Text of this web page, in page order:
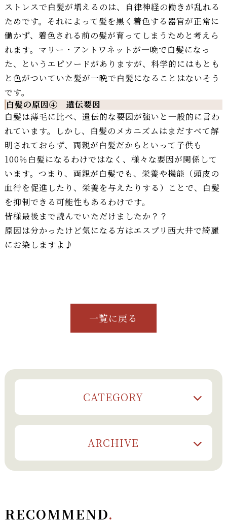
ストレスで白髪が増えるのは、自律神経の働きが乱れる
ためです。それによって髪を黒く着色する器官が正常に
働かず、着色される前の髪が育ってしまうためと考えら
れます。マリー・アントワネットが一晩で白髪になっ
た、というエピソードがありますが、科学的にはもとも
と色がついていた髪が一晩で白髪になることはないそう
です。
白髪の原因④ 遺伝要因
白髪は薄毛に比べ、遺伝的な要因が強いと一般的に言わ
れています。しかし、白髪のメカニズムはまだすべて解
明されておらず、両親が白髪だからといって子供も
100％白髪になるわけではなく、様々な要因が関係して
います。つまり、両親が白髪でも、栄養や機能（頭皮の
血行を促進したり、栄養を与えたりする）ことで、白髪
を抑制できる可能性もあるわけです。
皆様最後まで読んでいただけましたか？？
原因は分かったけど気になる方はエスプリ西大井で綺麗
にお染しますよ♪
一覧に戻る
CATEGORY
ARCHIVE
RECOMMEND.